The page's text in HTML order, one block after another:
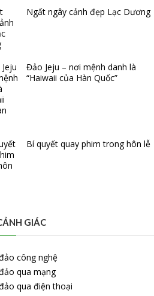
Ngất ngây cảnh đẹp Lạc Dương
Đảo Jeju – nơi mệnh danh là
“Haiwaii của Hàn Quốc”
Bí quyết quay phim trong hôn lễ
GIÁC
công nghệ
qua mạng
qua điện thoại